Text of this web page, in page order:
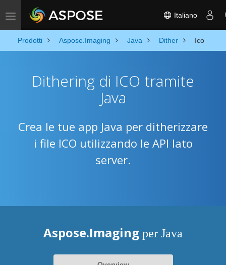
Toggle navigation Italiano
Prodotti Aspose.Imaging Java Dither Ico
Dithering di ICO tramite
Java
Crea le tue app Java per ditherizzare
i file ICO utilizzando le API lato
server.
Aspose.Imaging per Java